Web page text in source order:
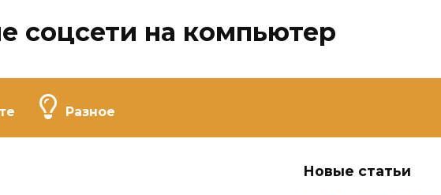
соцсети на компьютер
Разное
Новые статьи